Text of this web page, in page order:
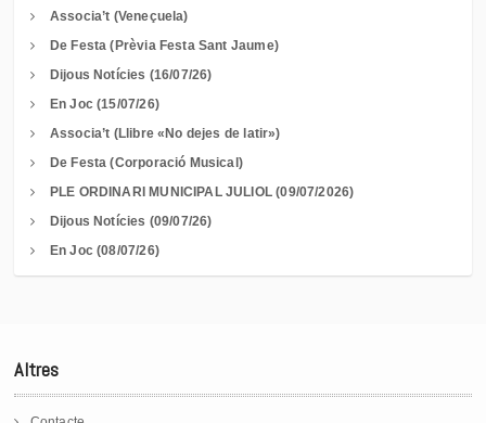
Associa’t (Veneçuela)
De Festa (Prèvia Festa Sant Jaume)
Dijous Notícies (16/07/26)
En Joc (15/07/26)
Associa’t (Llibre «No dejes de latir»)
De Festa (Corporació Musical)
PLE ORDINARI MUNICIPAL JULIOL (09/07/2026)
Dijous Notícies (09/07/26)
En Joc (08/07/26)
Altres